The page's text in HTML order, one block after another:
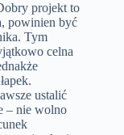
projekt to
powinien być
Tym
celna
ustalić
– nie wolno